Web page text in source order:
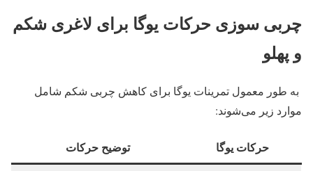
چربی سوزی حرکات یوگا برای لاغری شکم
و پهلو
‏ به طور معمول تمرینات یوگا برای کاهش چربی شکم شامل
موارد زیر می‌شوند:
حرکات یوگا توضیح حرکات